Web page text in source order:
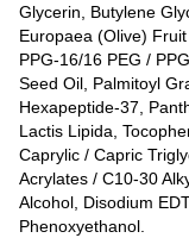
Glycerin, Butylene
Europaea (Olive)
PPG-16/16 PEG /
Seed Oil, Palmitoyl
Hexapeptide-37,
Lactis Lipida,
Caprylic / Capric
Acrylates / C10-30
Alcohol, Disodium
Phenoxyethanol.